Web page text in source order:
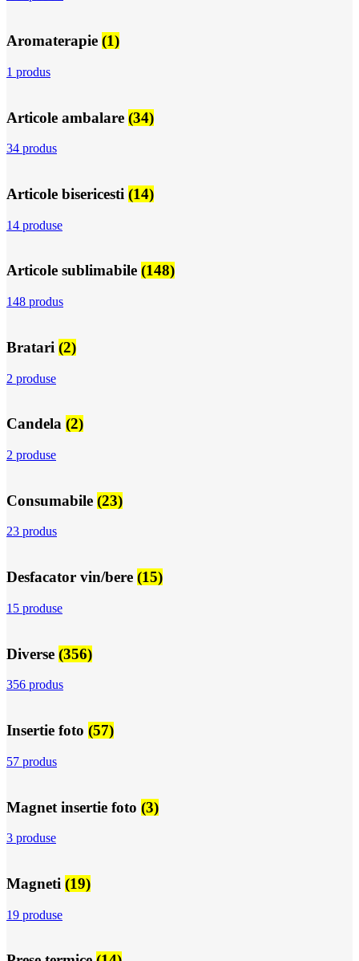
Aromaterapie (1)
1 produs
Articole ambalare (34)
34 produs
Articole bisericesti (14)
14 produse
Articole sublimabile (148)
148 produs
Bratari (2)
2 produse
Candela (2)
2 produse
Consumabile (23)
23 produs
Desfacator vin/bere (15)
15 produse
Diverse (356)
356 produs
Insertie foto (57)
57 produs
Magnet insertie foto (3)
3 produse
Magneti (19)
19 produse